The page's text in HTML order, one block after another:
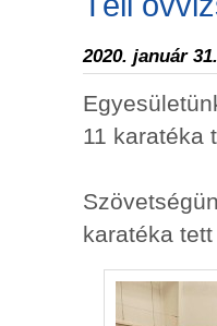
2020. január
11 karatéka
karatéka